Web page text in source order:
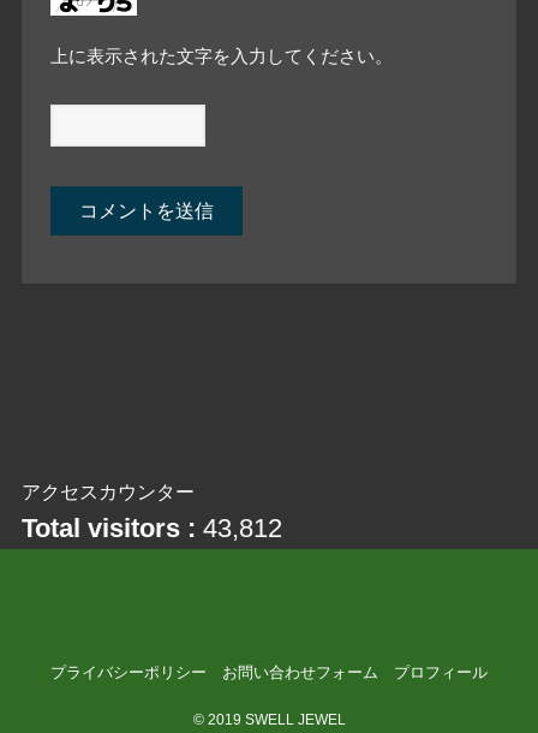
上に表示された文字を入力してください。
アクセスカウンター
Total visitors : 43,812
プライバシーポリシー お問い合わせフォーム プロフィール
©2019 SWELL JEWEL